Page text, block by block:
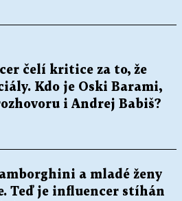
čelí kritice za to, že
Kdo je Oski Barami,
i Andrej Babiš?
a mladé ženy
Teď je influencer stíhán